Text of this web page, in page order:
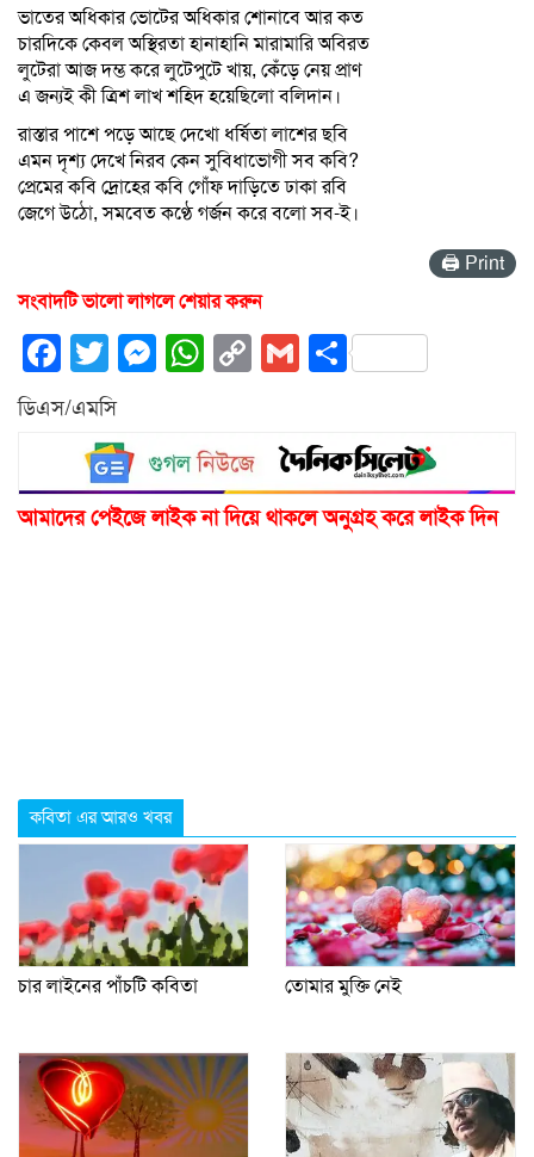
ভাতের অধিকার ভোটের অধিকার শোনাবে আর কত
চারদিকে কেবল অস্থিরতা হানাহানি মারামারি অবিরত
লুটেরা আজ দম্ভ করে লুটেপুটে খায়, কেঁড়ে নেয় প্রাণ
এ জন্যই কী ত্রিশ লাখ শহিদ হয়েছিলো বলিদান।
রাস্তার পাশে পড়ে আছে দেখো ধর্ষিতা লাশের ছবি
এমন দৃশ্য দেখে নিরব কেন সুবিধাভোগী সব কবি?
প্রেমের কবি দ্রোহের কবি গোঁফ দাড়িতে ঢাকা রবি
জেগে উঠো, সমবেত কণ্ঠে গর্জন করে বলো সব-ই।
🖨 Print
সংবাদটি ভালো লাগলে শেয়ার করুন
Facebook
Twitter
Messenger
WhatsApp
CopyGmailShare
ডিএস/এমসি
আমাদের পেইজে লাইক না দিয়ে থাকলে অনুগ্রহ করে লাইক দিন
কবিতা এর আরও খবর
চার লাইনের পাঁচটি কবিতা তোমার মুক্তি নেই